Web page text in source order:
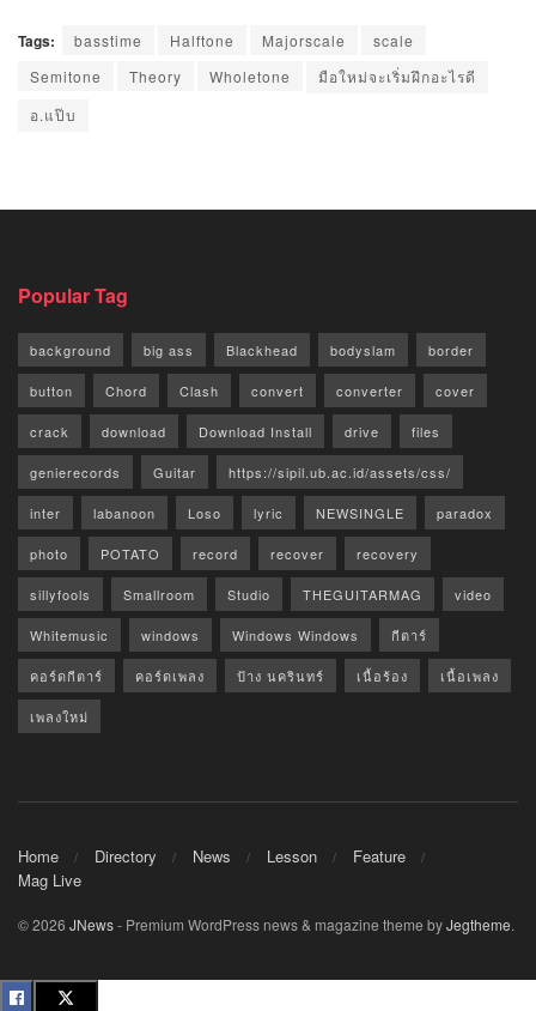
Tags: basstime Halftone Majorscale
scale
Semitone
Theory Wholetone
มือใหม่จะเริ่มฝึกอะไรดี
อ.แป๊บ
Popular Tag
background big ass Blackhead bodyslam border
button Chord Clash convert converter cover
crack download Download Install drive files
genierecords Guitar https://sipil.ub.ac.id/assets/css/
inter labanoon Loso lyric NEWSINGLE paradox
photo POTATO record recover recovery
sillyfools Smallroom Studio THEGUITARMAG video
Whitemusic windows Windows Windows กีตาร์
คอร์ดกีตาร์ คอร์ดเพลง ป้าง นครินทร์ เนื้อร้อง เนื้อเพลง
เพลงใหม่
Home Directory News Lesson
Feature
Mag Live
© 2026 JNews- Premium WordPress news & magazine theme byJegtheme.